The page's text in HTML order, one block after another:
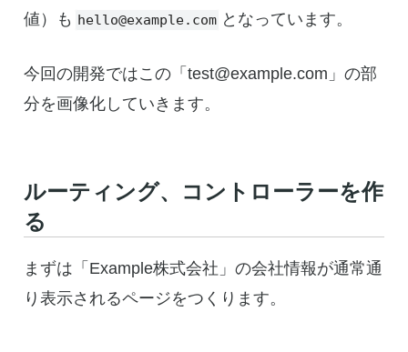
値）も hello@example.com となっています。
今回の開発ではこの「test@example.com」の部
分を画像化していきます。
ルーティング、コントローラーを作
る
まずは「Example株式会社」の会社情報が通常通
り表示されるページをつくります。